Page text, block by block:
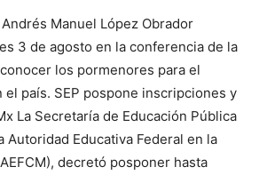
Manuel López Obrador
3 de agosto en la conferencia de la
los pormenores para el
el país. SEP pospone inscripciones y
La Secretaría de Educación Pública
Autoridad Educativa Federal en la
decretó posponer hasta